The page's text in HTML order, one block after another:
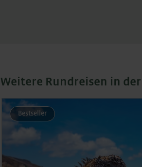
Weitere Rundreisen in der
Bestseller